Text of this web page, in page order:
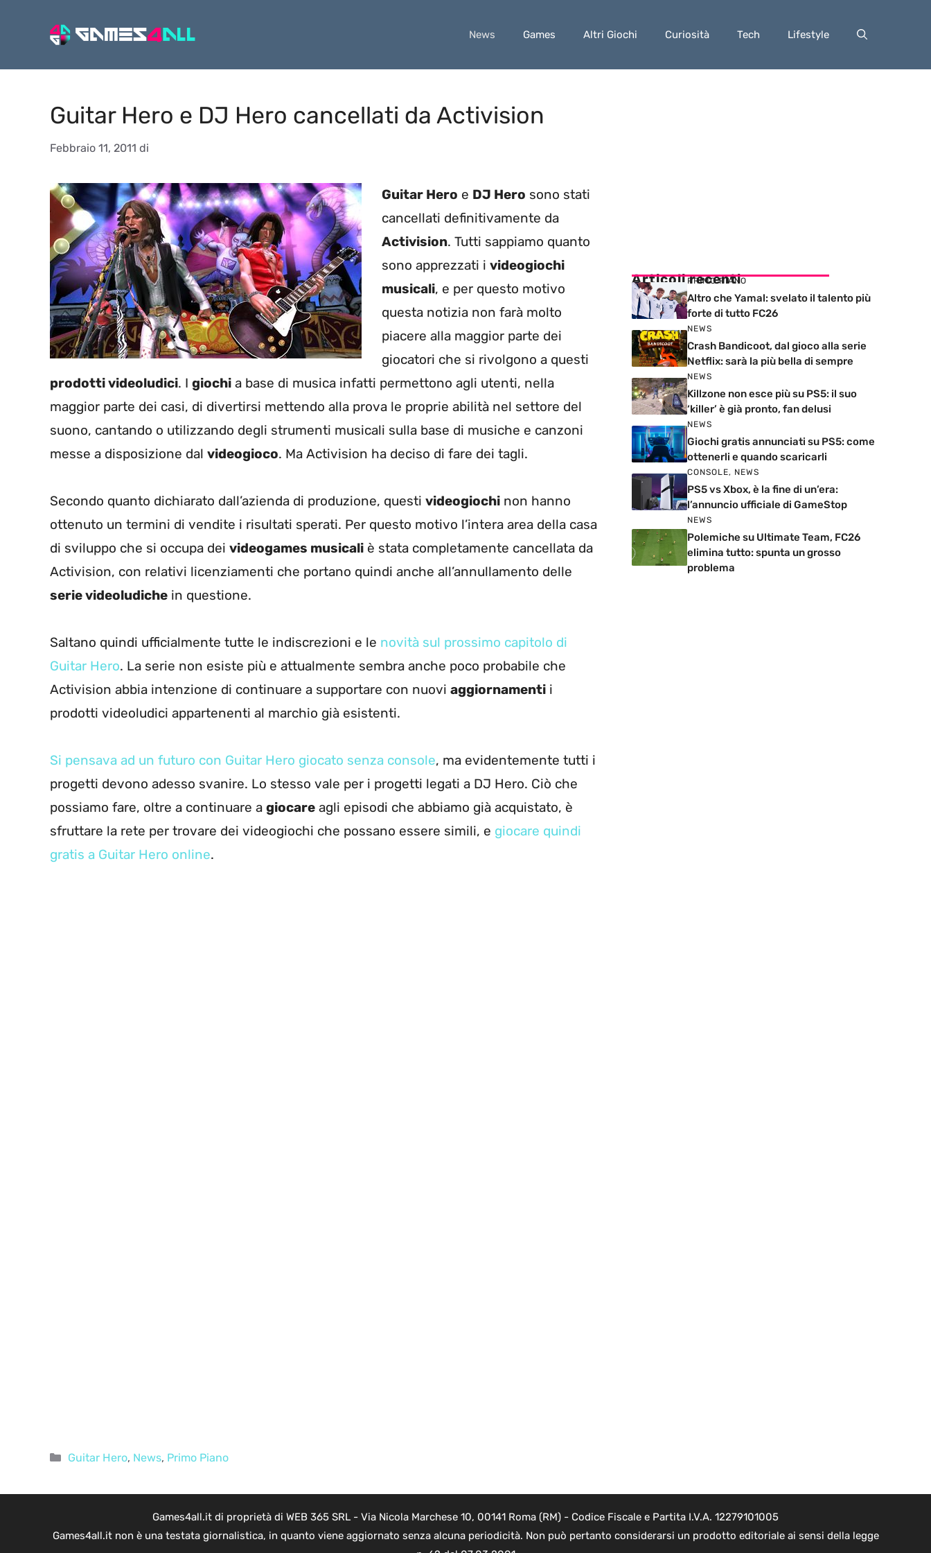
News Games Altri Giochi Curiosità Tech Lifestyle
Guitar Hero e DJ Hero cancellati da Activision
Febbraio 11, 2011 di
Guitar Hero e DJ Hero sono stati
cancellati definitivamente da
Activision. Tutti sappiamo quanto
sono apprezzati i videogiochi
musicali, e per questo motivo
questa notizia non farà molto
piacere alla maggior parte dei
giocatori che si rivolgono a questi
prodotti videoludici. I giochi a base di musica infatti permettono agli utenti, nella
maggior parte dei casi, di divertirsi mettendo alla prova le proprie abilità nel settore del
suono, cantando o utilizzando degli strumenti musicali sulla base di musiche e canzoni
messe a disposizione dal videogioco. Ma Activision ha deciso di fare dei tagli.
Secondo quanto dichiarato dall’azienda di produzione, questi videogiochi non hanno
ottenuto un termini di vendite i risultati sperati. Per questo motivo l’intera area della casa
di sviluppo che si occupa dei videogames musicali è stata completamente cancellata da
Activision, con relativi licenziamenti che portano quindi anche all’annullamento delle
serie videoludiche in questione.
Saltano quindi ufficialmente tutte le indiscrezioni e le novità sul prossimo capitolo di
Guitar Hero. La serie non esiste più e attualmente sembra anche poco probabile che
Activision abbia intenzione di continuare a supportare con nuovi aggiornamenti i
prodotti videoludici appartenenti al marchio già esistenti.
Si pensava ad un futuro con Guitar Hero giocato senza console, ma evidentemente tutti i
progetti devono adesso svanire. Lo stesso vale per i progetti legati a DJ Hero. Ciò che
possiamo fare, oltre a continuare a giocare agli episodi che abbiamo già acquistato, è
sfruttare la rete per trovare dei videogiochi che possano essere simili, e giocare quindi
gratis a Guitar Hero online.
Categorie
Guitar Hero, News, Primo Piano
Articoli recenti
PRIMO PIANO
Altro che Yamal: svelato il talento più
forte di tutto FC26
NEWS
Crash Bandicoot, dal gioco alla serie
Netflix: sarà la più bella di sempre
NEWS
Killzone non esce più su PS5: il suo
‘killer’ è già pronto, fan delusi
NEWS
Giochi gratis annunciati su PS5: come
ottenerli e quando scaricarli
CONSOLE, NEWS
PS5 vs Xbox, è la fine di un’era:
l’annuncio ufficiale di GameStop
NEWS
Polemiche su Ultimate Team, FC26
elimina tutto: spunta un grosso
problema
Games4all.it di proprietà di WEB 365 SRL - Via Nicola Marchese 10, 00141 Roma (RM) - Codice Fiscale e Partita I.V.A. 12279101005
Games4all.it non è una testata giornalistica, in quanto viene aggiornato senza alcuna periodicità. Non può pertanto considerarsi un prodotto editoriale ai sensi della legge